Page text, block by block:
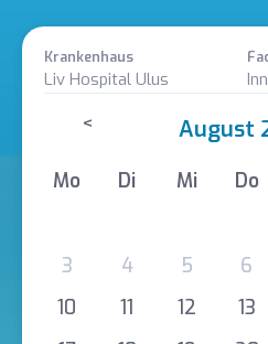
Krankenhaus
Liv Hospital Ulus
< August
Mo Di Mi Do
3
4 5 6
10
11 12 13